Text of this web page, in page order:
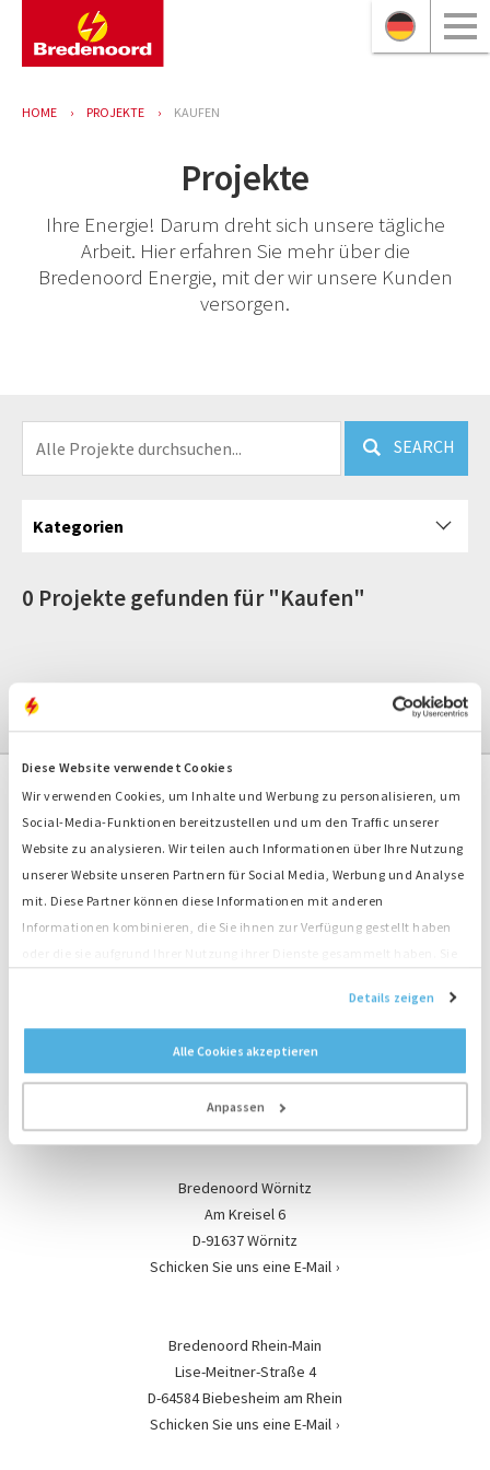
Diese Website verwendet Cookies
Wir verwenden Cookies, um Inhalte und Werbung zu personalisieren, um
Social-Media-Funktionen bereitzustellen und um den Traffic unserer
Website zu analysieren. Wir teilen auch Informationen über Ihre Nutzung
unserer Website unseren Partnern für Social Media, Werbung und Analyse
mit. Diese Partner können diese Informationen mit anderen
Informationen kombinieren, die Sie ihnen zur Verfügung gestellt haben
Details zeigen
Alle Cookies akzeptieren
Anpassen
HOME PROJEKTE KAUFEN
Projekte
Ihre Energie! Darum dreht sich unsere tägliche
Arbeit. Hier erfahren Sie mehr über die
Bredenoord Energie, mit der wir unsere Kunden
versorgen.
SEARCH
Kategorien
0 Projekte gefunden für "Kaufen"
Kontaktformular
Bredenoord Hamburg/Siek
Jacobsrade 29
D-22962 Siek
Bredenoord Schopsdorf
Schopsdorfer Industriestraße 10
D-39291 Genthin OT Schopsdorf
Schicken Sie uns eine E-Mail
Bredenoord Wörnitz
Am Kreisel 6
D-91637 Wörnitz
Schicken Sie uns eine E-Mail
Bredenoord Rhein-Main
Lise-Meitner-Straße 4
D-64584 Biebesheim am Rhein
Schicken Sie uns eine E-Mail